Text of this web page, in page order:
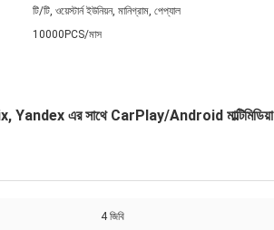
টি/টি, ওয়েস্টার্ন ইউনিয়ন, মানিগ্রাম, পেপ্যাল
10000PCS/মাস
এর সাথে CarPlay/Android মাল্টিমিডিয়া
4 জিবি